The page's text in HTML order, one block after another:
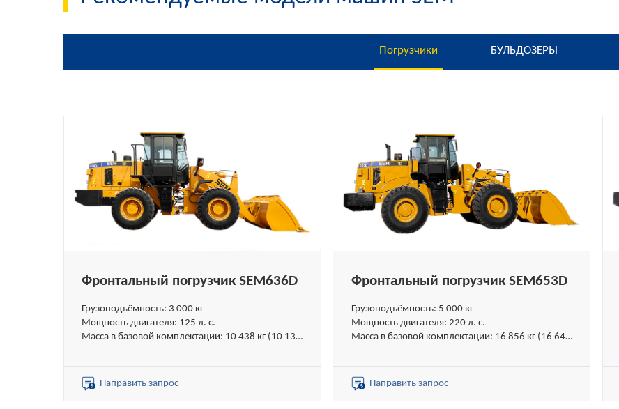
Погрузчики БУЛЬДОЗЕРЫ
Фронтальный погрузчик SEM636D
Грузоподъёмность: 3 000 кг
Мощность двигателя: 125 л. с.
Масса в базовой комплектации: 10 438 кг (10 133
Объём стандартного ковша: 1,7 м³
Объёмы специальных ковшей: 1,5–2,5 м³
Направить запрос
Фронтальный погрузчик SEM653D
Грузоподъёмность: 5 000 кг
Мощность двигателя: 220 л. с.
Масса в базовой комплектации: 16 856 кг (16 640
Объём стандартного ковша: 2,7 м³
Объёмы специальных ковшей: 2,6–5,5 м³
Направить запрос